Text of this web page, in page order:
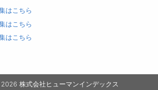
はこちら
はこちら
はこちら
株式会社ヒューマンインデックス